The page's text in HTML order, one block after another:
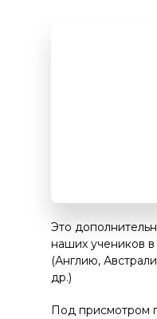
Это
наших учеников
(Англию,
др.)
Под присмотром